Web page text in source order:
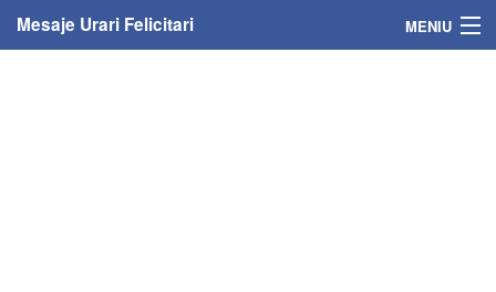
Mesaje Urari Felicitari MENIU